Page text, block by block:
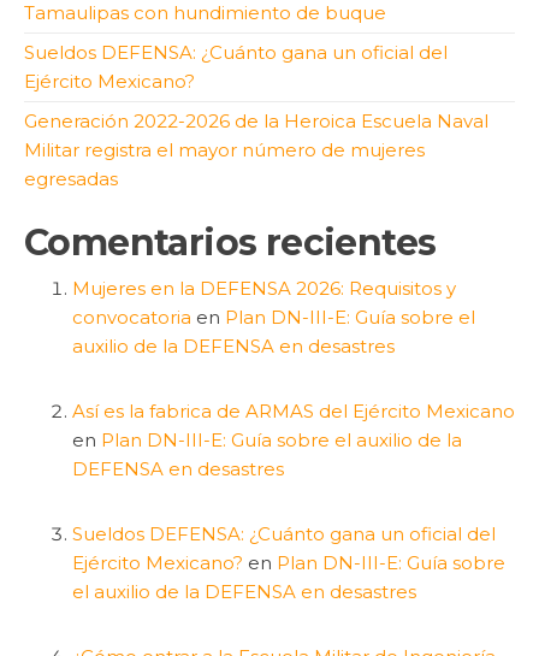
Tamaulipas con hundimiento de buque
Sueldos DEFENSA: ¿Cuánto gana un oficial del
Ejército Mexicano?
Generación 2022-2026 de la Heroica Escuela Naval
Militar registra el mayor número de mujeres
egresadas
Comentarios recientes
Mujeres en la DEFENSA 2026: Requisitos y
convocatoria en Plan DN-III-E: Guía sobre el
auxilio de la DEFENSA en desastres
Así es la fabrica de ARMAS del Ejército Mexicano
en Plan DN-III-E: Guía sobre el auxilio de la
DEFENSA en desastres
Sueldos DEFENSA: ¿Cuánto gana un oficial del
Ejército Mexicano? en Plan DN-III-E: Guía sobre
el auxilio de la DEFENSA en desastres